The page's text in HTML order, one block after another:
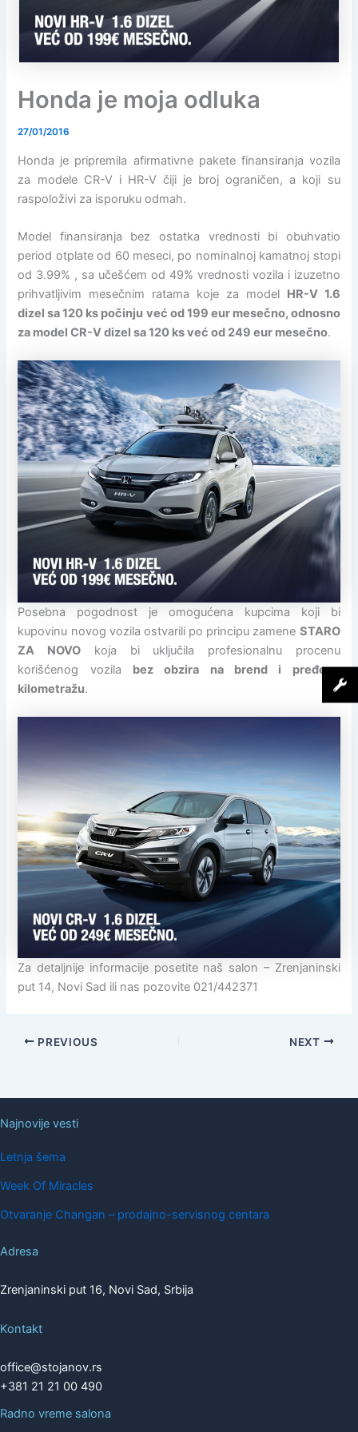
Honda je moja odluka
27/01/2016
Honda je pripremila afirmativne pakete finansiranja vozila
za modele CR-V i HR-V čiji je broj ograničen, a koji su
raspoloživi za isporuku odmah.
Model finansiranja bez ostatka vrednosti bi obuhvatio
period otplate od 60 meseci, po nominalnoj kamatnoj stopi
od 3.99% , sa učešćem od 49% vrednosti vozila i izuzetno
prihvatljivim mesečnim ratama koje za model HR-V 1.6
dizel sa 120 ks počinju već od 199 eur mesečno, odnosno
za model CR-V dizel sa 120 ks već od 249 eur mesečno.
Posebna pogodnost je omogućena kupcima koji bi
kupovinu novog vozila ostvarili po principu zamene STARO
ZA NOVO koja bi uključila profesionalnu procenu
korišćenog vozila bez obzira na brend i pređenu
kilometražu.
Za detaljnije informacije posetite naš salon – Zrenjaninski
put 14, Novi Sad ili nas pozovite 021/442371
PREVIOUS NEXT
Najnovije vesti
Letnja šema
Week Of Miracles
Otvaranje Changan – prodajno-servisnog centara
Adresa
Zrenjaninski put 16, Novi Sad, Srbija
Kontakt
office@stojanov.rs
+381 21 21 00 490
Radno vreme salona